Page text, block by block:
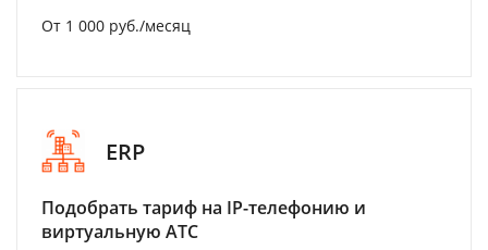
От 1 000 руб./месяц
ERP
Подобрать тариф на IP-телефонию и
виртуальную АТС